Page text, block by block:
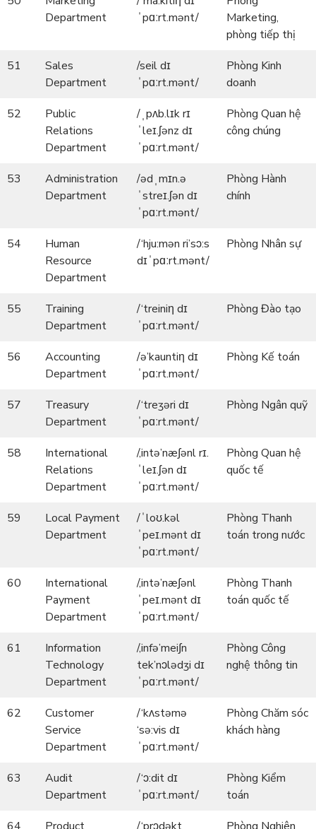
Department
ˈpɑːrt.mənt/
Marketing,
phòng tiếp thị
51
Sales
Department
/seil dɪ
ˈpɑːrt.mənt/
Phòng Kinh
doanh
52
Public
Relations
Department
/ˌpʌb.lɪk rɪ
ˈleɪ.ʃənz dɪ
ˈpɑːrt.mənt/
Phòng Quan hệ
công chúng
53
Administration
Department
/ədˌmɪn.ə
ˈstreɪ.ʃən dɪ
ˈpɑːrt.mənt/
Phòng Hành
chính
54
Human
Resource
Department
/‘hju:mən ri’sɔ:s
dɪˈpɑːrt.mənt/
Phòng Nhân sự
55
Training
Department
/‘treiniη dɪ
ˈpɑːrt.mənt/
Phòng Đào tạo
56
Accounting
Department
/ə’kauntiη dɪ
ˈpɑːrt.mənt/
Phòng Kế toán
57
Treasury
Department
/‘treʒəri dɪ
ˈpɑːrt.mənt/
Phòng Ngân quỹ
58
International
Relations
Department
/,intə’næ∫ənl rɪ.
ˈleɪ.ʃən dɪ
ˈpɑːrt.mənt/
Phòng Quan hệ
quốc tế
59
Local Payment
Department
/ˈloʊ.kəl
ˈpeɪ.mənt dɪ
ˈpɑːrt.mənt/
Phòng Thanh
toán trong nước
60
International
Payment
Department
/,intə’næ∫ənl
ˈpeɪ.mənt dɪ
ˈpɑːrt.mənt/
Phòng Thanh
toán quốc tế
61
Information
Technology
Department
/,infə’mei∫n
tek’nɔlədʒi dɪ
ˈpɑːrt.mənt/
Phòng Công
nghệ thông tin
62
Customer
Service
Department
/‘kʌstəmə
‘sə:vis dɪ
ˈpɑːrt.mənt/
Phòng Chăm sóc
khách hàng
63
Audit
Department
/‘ɔ:dit dɪ
ˈpɑːrt.mənt/
Phòng Kiểm
toán